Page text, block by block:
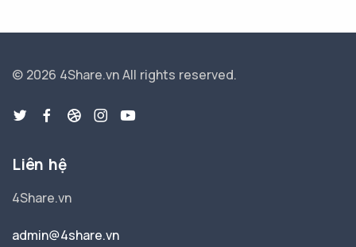
© 2026 4Share.vnAll rights reserved.
Liên hệ
4Share.vn
admin@4share.vn